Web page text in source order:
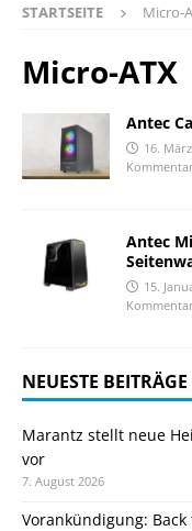
STARTSEITE Micro-
Micro-ATX
Antec
16.
Antec
15.
NEUESTE BEITRÄGE
Marantz stellt neue
vor
7. August 2026
Vorankündigung: